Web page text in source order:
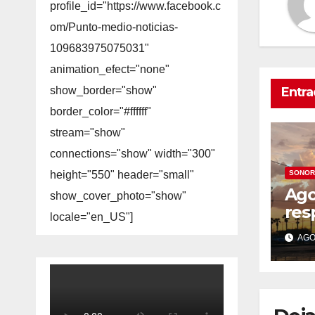
profile_id="https://www.facebook.c
om/Punto-medio-noticias-
109683975075031"
animation_efect="none"
show_border="show"
border_color="#ffffff"
stream="show"
connections="show" width="300"
height="550" header="small"
show_cover_photo="show"
locale="en_US"]